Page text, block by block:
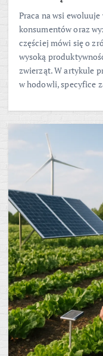
Praca na wsi
konsumentów oraz
częściej mówi się o
wysoką
zwierząt. W artykule
w hodowli, specyfice